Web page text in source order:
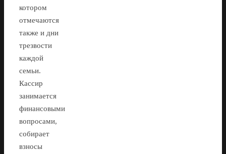
котором
отмечаются
также и дни
трезвости
каждой
семьи.
Кассир
занимается
финансовыми
вопросами,
собирает
взносы